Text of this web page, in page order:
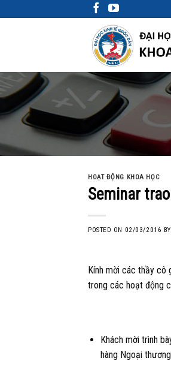
to
HOẠT ĐỘNG KHOA HỌC
Seminar
POSTED ON 02/03/2016
Kính mời các thầy cô
trong các hoạt động
Khách mời trình
hàng Ngoại